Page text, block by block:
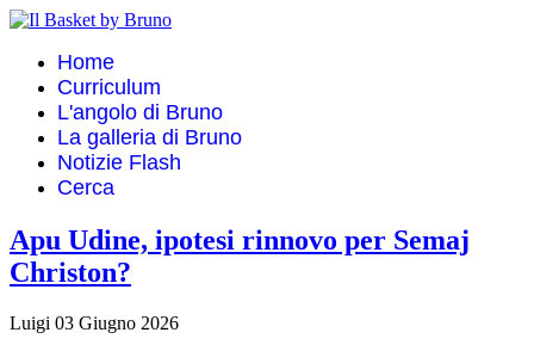
Home
Curriculum
L'angolo di Bruno
La galleria di Bruno
Notizie Flash
Cerca
Apu Udine, ipotesi rinnovo per Semaj
Christon?
Luigi 03 Giugno 2026